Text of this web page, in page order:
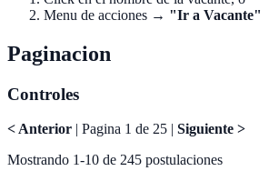
Menu de acciones → "Ir a Vacante"
Paginacion
Controles
< Anterior | Pagina 1 de 25 | Siguiente >
Mostrando 1-10 de 245 postulaciones